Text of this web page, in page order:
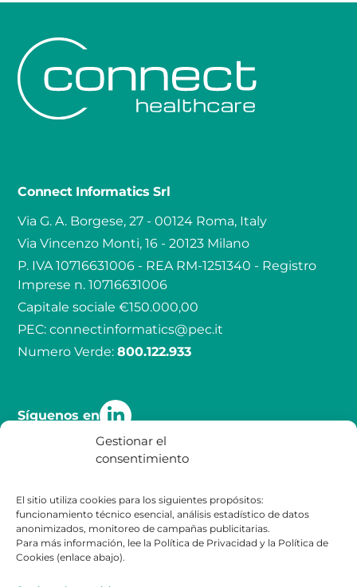
Gestionar el
consentimiento
El sitio utiliza cookies para los siguientes propósitos:
funcionamiento técnico esencial, análisis estadístico de datos
anonimizados, monitoreo de campañas publicitarias.
Para más información, lee la Política de Privacidad y la Política de
Cookies (enlace abajo).
Connect Informatics Srl
Via G. A. Borgese, 27 - 00124 Roma, Italy
Via Vincenzo Monti, 16 - 20123 Milano
P. IVA 10716631006 - REA RM-1251340 - Registro
Imprese n. 10716631006
Capitale sociale €150.000,00
PEC:connectinformatics@pec.it
Numero Verde:800.122.933
Síguenos en
CertificacionesContacto
Legal